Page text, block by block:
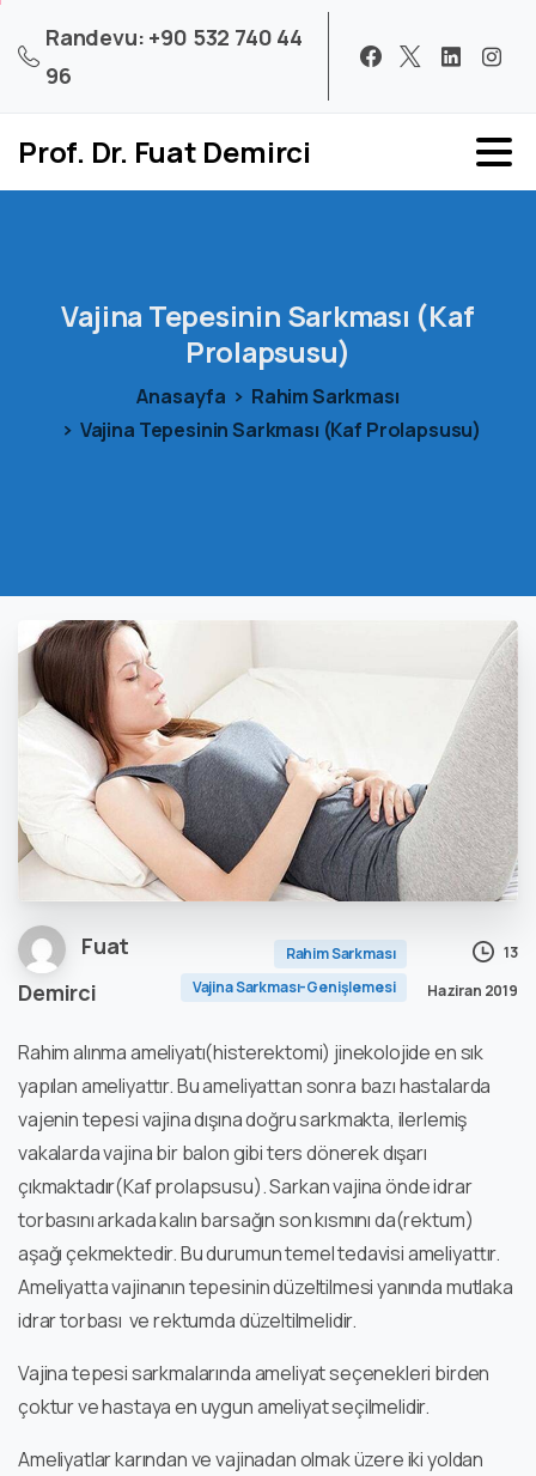
Randevu: +90 532 740 44
96
Prof. Dr. Fuat Demirci
Vajina Tepesinin Sarkması (Kaf
Prolapsusu)
Anasayfa
Rahim Sarkması
Vajina Tepesinin Sarkması (Kaf Prolapsusu)
Fuat
Demirci
Rahim Sarkması
Vajina Sarkması-Genişlemesi
13
Haziran 2019
Rahim alınma ameliyatı(histerektomi) jinekolojide en sık
yapılan ameliyattır. Bu ameliyattan sonra bazı hastalarda
vajenin tepesi vajina dışına doğru sarkmakta, ilerlemiş
vakalarda vajina bir balon gibi ters dönerek dışarı
çıkmaktadır(Kaf prolapsusu). Sarkan vajina önde idrar
torbasını arkada kalın barsağın son kısmını da(rektum)
aşağı çekmektedir. Bu durumun temel tedavisi ameliyattır.
Ameliyatta vajinanın tepesinin düzeltilmesi yanında mutlaka
idrar torbası ve rektumda düzeltilmelidir.
Vajina tepesi sarkmalarında ameliyat seçenekleri birden
çoktur ve hastaya en uygun ameliyat seçilmelidir.
Ameliyatlar karından ve vajinadan olmak üzere iki yoldan